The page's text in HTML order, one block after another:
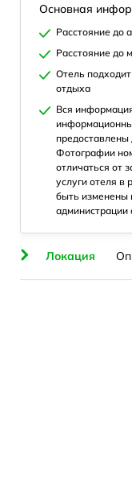
Основная
Расстояние до
Расстояние до
Отель
отдыха
Вся
Фотографии
отличаться от
услуги отеля в
быть изменены
администрации
Локация